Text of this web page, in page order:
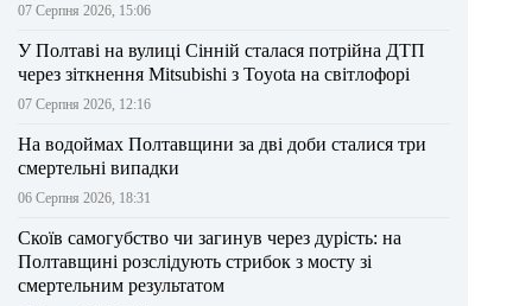
07 Серпня 2026, 15:06
У Полтаві на вулиці Сінній сталася потрійна ДТП
через зіткнення Mitsubishi з Toyota на світлофорі
07 Серпня 2026, 12:16
На водоймах Полтавщини за дві доби сталися три
смертельні випадки
06 Серпня 2026, 18:31
Скоїв самогубство чи загинув через дурість: на
Полтавщині розслідують стрибок з мосту зі
смертельним результатом